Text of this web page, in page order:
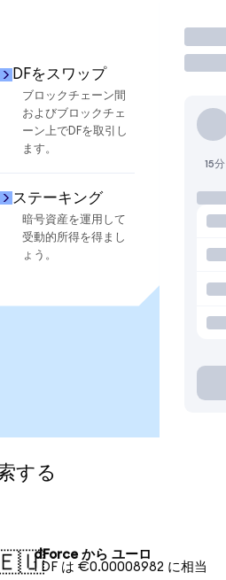
DFをスワップ
ブロックチェーン間
およびブロックチェ
ーン上でDFを取引し
ます。
ステーキング
暗号資産を運用して
受動的所得を得まし
ょう。
取引
15分
する
dForce から ユーロ
1 DF は €0.00008982 に相当